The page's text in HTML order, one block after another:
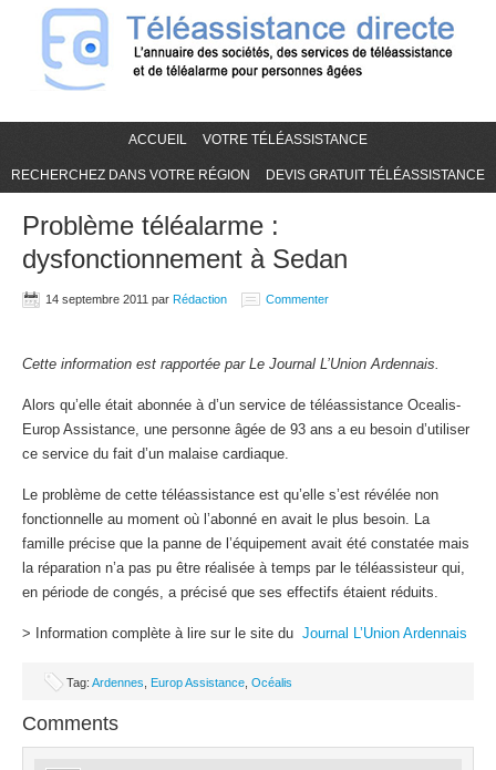
ACCUEIL VOTRE TÉLÉASSISTANCE
RECHERCHEZ DANS VOTRE RÉGION DEVIS GRATUIT TÉLÉASSISTANCE
Problème téléalarme :
dysfonctionnement à Sedan
14 septembre 2011 par Rédaction Commenter
Cette information est rapportée par Le Journal L’Union Ardennais.
Alors qu’elle était abonnée à d’un service de téléassistance Ocealis-
Europ Assistance, une personne âgée de 93 ans a eu besoin d’utiliser
ce service du fait d’un malaise cardiaque.
Le problème de cette téléassistance est qu’elle s’est révélée non
fonctionnelle au moment où l’abonné en avait le plus besoin. La
famille précise que la panne de l’équipement avait été constatée mais
la réparation n’a pas pu être réalisée à temps par le téléassisteur qui,
en période de congés, a précisé que ses effectifs étaient réduits.
> Information complète à lire sur le site du Journal L’Union Ardennais
Tag: Ardennes Europ Assistance Océalis
Comments